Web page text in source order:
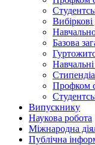
Базова
Профком
Випускнику
Наукова робота
Міжнародна
Публічна